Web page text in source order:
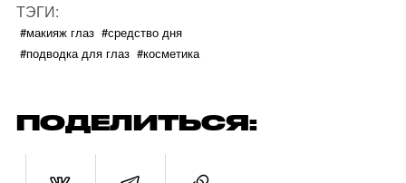
ТЭГИ:
#макияж глаз #средство дня
#подводка для глаз #косметика
ПОДЕЛИТЬСЯ: